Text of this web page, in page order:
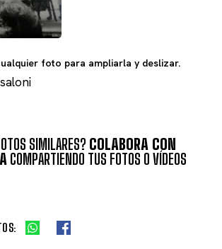
foto para ampliarla y deslizar.
SIMILARES? COLABORA CON
COMPARTIENDO TUS FOTOS O VÍDEOS